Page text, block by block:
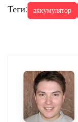
Теги: аккумулятор